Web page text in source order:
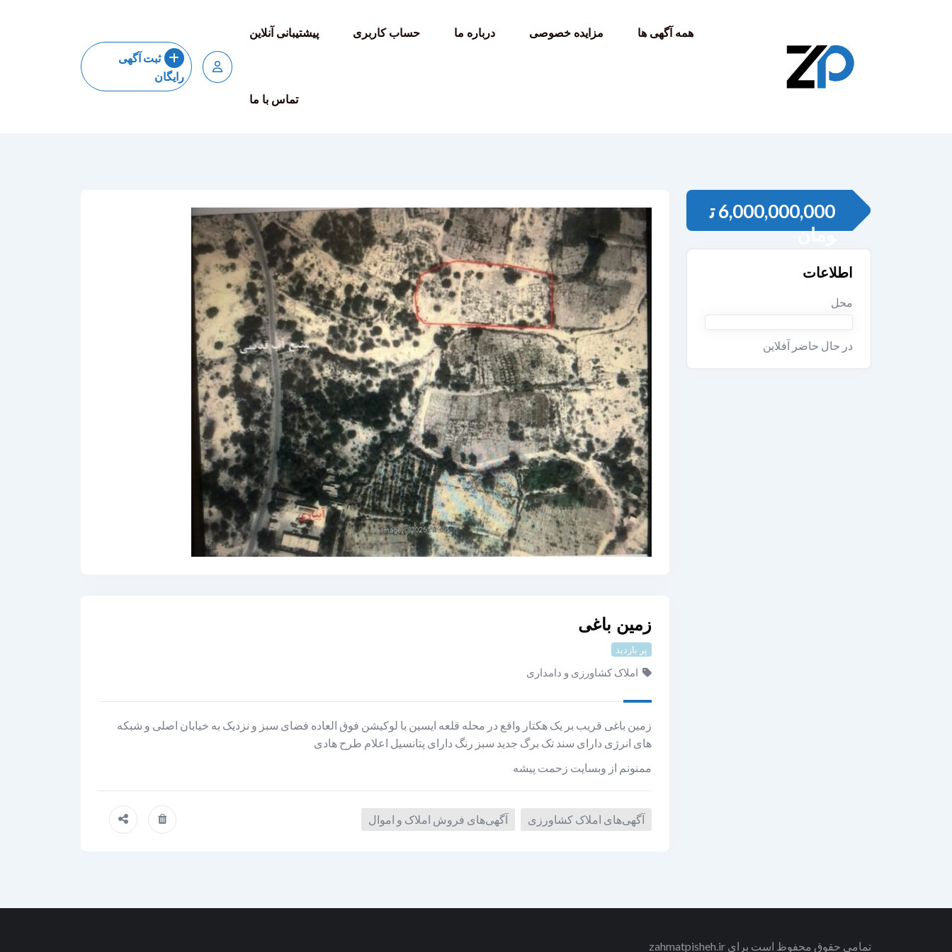
همه آگهی ها مزایده خصوصی درباره ما حساب کاربری پیشتیبانی آنلاین
تماس با ما
ثبت آگهی
رایگان
زمین باغی
پر بازدید
املاک کشاورزی و دامداری
زمین باغی قریب بر یک هکتار واقع در محله قلعه ایسین با لوکیشن فوق العاده فضای سبز و نزدیک به خیابان اصلی و شبکه
های انرژی دارای سند تک برگ جدید سبز رنگ دارای پتانسیل اعلام طرح هادی
ممنونم از وبسایت زحمت پیشه
آگهی‌های املاک کشاورزی آگهی‌های فروش املاک و اموال
6,000,000,000ت
ومان
اطلاعات
محل
در حال حاضر آفلاین
تمامی حقوق محفوظ است برای zahmatpisheh.ir